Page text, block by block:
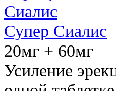
Супер Сиалис
20мг + 60мг
Усиление